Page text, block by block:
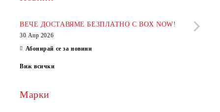
ВЕЧЕ ДОСТАВЯМЕ БЕЗПЛАТНО С BOX NOW!
30 Апр 2026
Абонирай се за новини
Виж всички
Марки